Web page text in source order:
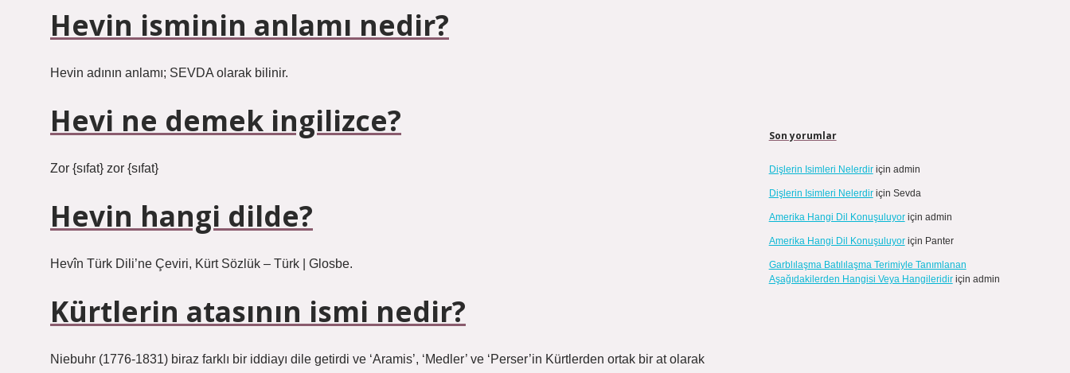
Hevin isminin anlamı nedir?
Hevin adının anlamı; SEVDA olarak bilinir.
Hevi ne demek ingilizce?
Zor {sıfat} zor {sıfat}
Hevin hangi dilde?
Hevîn Türk Dili’ne Çeviri, Kürt Sözlük – Türk | Glosbe.
Kürtlerin atasının ismi nedir?
Niebuhr (1776-1831) biraz farklı bir iddiayı dile getirdi ve ‘Aramis’, ‘Medler’ ve ‘Perser’in Kürtlerden ortak bir at olarak
Son yorumlar
Dişlerin Isimleri Nelerdiriçin admin
Dişlerin Isimleri Nelerdiriçin Sevda
Amerika Hangi Dil Konuşuluyoriçin admin
Amerika Hangi Dil Konuşuluyoriçin Panter
Garblılaşma Batılılaşma Terimiyle Tanımlanan
Aşağıdakilerden Hangisi Veya Hangileridiriçin admin